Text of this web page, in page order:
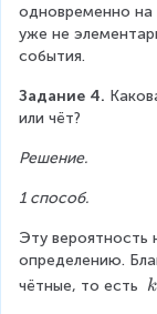
d
o
3
c
d
o
t
7
}
{
2
}
e
B
)
=
p
A
)
\
1
}
1
}
одновременно на
уже не
события.
Задание 4.
или чёт?
Решение.
1 способ.
Эту вероятность
определению.
чётные, то есть k
k